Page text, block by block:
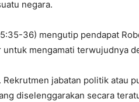
negara.
36) mengutip pendapat
untuk mengamati terwujudnya
Rekrutmen jabatan politik atau
diselenggarakan secara